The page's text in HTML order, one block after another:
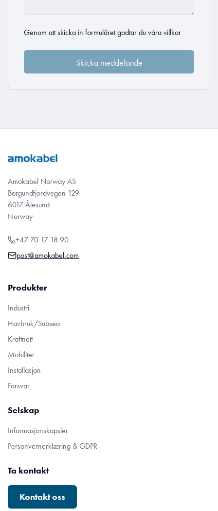
Genom att skicka in formuläret godtar du våra villkor
Amokabel Norway AS
Borgundfjordvegen 129
6017 Ålesund
Norway
+47 70 17 18 90
post@amokabel.com
Produkter
Industri
Havbruk/Subsea
Kraftnett
Mobilitet
Installasjon
Forsvar
Selskap
Informasjonskapsler
Personvernerklæring & GDPR
Ta kontakt
Kontakt oss